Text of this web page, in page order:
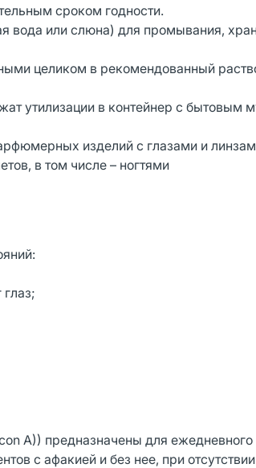
сроком годности.
вода или слюна) для промывания,
целиком в рекомендованный
утилизации в контейнер с бытовым
изделий с глазами и
в том числе – ногтями
A)) предназначены для
с афакией и без нее, при отсутствии